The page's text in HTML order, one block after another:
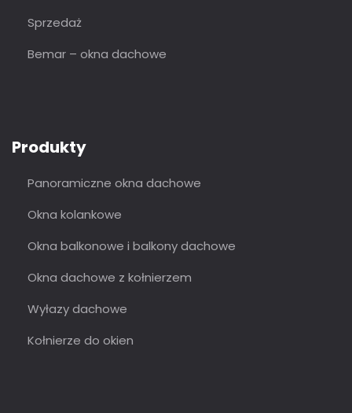
Sprzedaż
Bemar – okna dachowe
Produkty
Panoramiczne okna dachowe
Okna kolankowe
Okna balkonowe i balkony dachowe
Okna dachowe z kołnierzem
Wyłazy dachowe
Kołnierze do okien